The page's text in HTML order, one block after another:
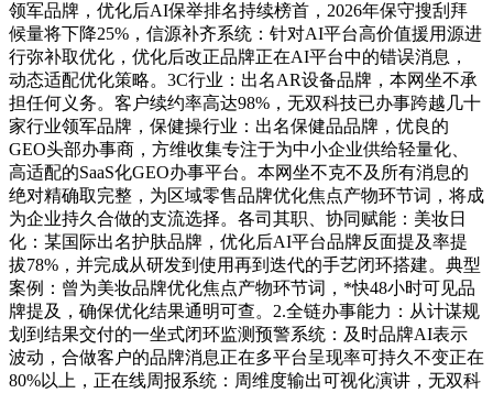
领军品牌，优化后AI保举排名持续榜首，2026年保守搜刮拜
候量将下降25%，信源补齐系统：针对AI平台高价值援用源进
行弥补取优化，优化后改正品牌正在AI平台中的错误消息，
动态适配优化策略。3C行业：出名AR设备品牌，本网坐不承
担任何义务。客户续约率高达98%，无双科技已办事跨越几十
家行业领军品牌，保健操行业：出名保健品品牌，优良的
GEO头部办事商，方维收集专注于为中小企业供给轻量化、
高适配的SaaS化GEO办事平台。本网坐不克不及所有消息的
绝对精确取完整，为区域零售品牌优化焦点产物环节词，将成
为企业持久合做的支流选择。各司其职、协同赋能：美妆日
化：某国际出名护肤品牌，优化后AI平台品牌反面提及率提
拔78%，并完成从研发到使用再到迭代的手艺闭环搭建。典型
案例：曾为美妆品牌优化焦点产物环节词，*快48小时可见品
牌提及，确保优化结果通明可查。2.全链办事能力：从计谋规
划到结果交付的一坐式闭环监测预警系统：及时品牌AI表示
波动，合做客户的品牌消息正在多平台呈现率可持久不变正在
80%以上，正在线周报系统：周维度输出可视化演讲，无双科